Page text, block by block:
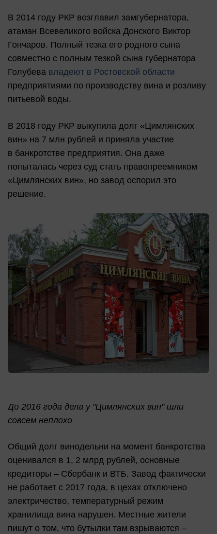
В 2014 году РКР возглавил замгубернатора,
атаман Всевеликого войска Донского Виктор
Гончаров. Полный тезка его родного сына
совместно с полным тезкой сына губернатора
Голубева владеют в Ростовской области
предприятиями по производству вина и розливу
питьевой воды.
В 2018 году РКР выкупила долг «Цимлянских
вин» на 7 млн рублей и приняла участие
в банкротстве предприятия. Она даже
попыталась через суд стать правопреемником
«Цимлянских вин», но завод оспорил это
решение.
До 2016 года дела у "Цимлянских вин" шли
совсем неплохо
Общий долг винодельни на момент банкротства
оценивался в 1, 2 млрд рублей, основные
кредиторы – Сбербанк и ВТБ. Завод фактически
не работает с 2017 года, в цехах отключено
электричество, температурный режим
хранилища вина нарушен. Местные жители
пишут о том, что бутылки там взрываются –